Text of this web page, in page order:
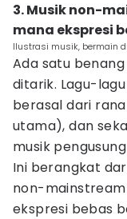
3. Musik non-
mana ekspresi
Ilustrasi musik, bermain
Ada satu
ditarik. Lagu-
berasal dari
utama), dan
musik pengusung
Ini berangkat
non-
ekspresi bebas